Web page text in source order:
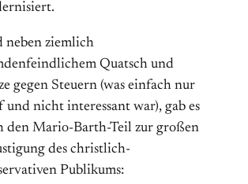
neben ziemlich
Quatsch und
gegen Steuern (was einfach nur
und nicht interessant war), gab es
den Mario-Barth-Teil zur großen
des christlich-
Publikums: